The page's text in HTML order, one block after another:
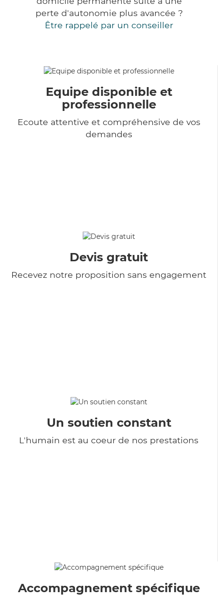
perte d'autonomie plus avancée ?
Être rappelé par un conseiller
Equipe disponible et
professionnelle
Ecoute attentive et compréhensive de vos
demandes
Devis gratuit
Recevez notre proposition sans engagement
Un soutien constant
L'humain est au coeur de nos prestations
Accompagnement spécifique